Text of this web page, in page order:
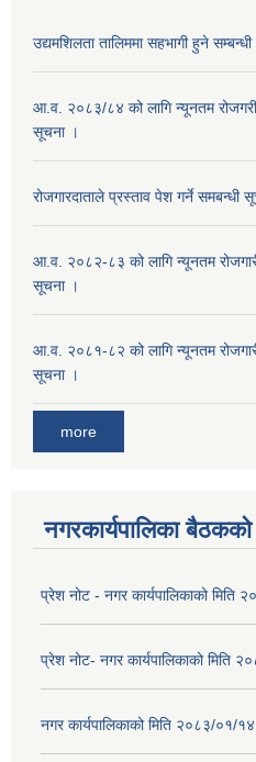
उद्यमशिलता तालिममा सहभागी हुने
आ.व. २०८३/८४ को लागि न्यूनतम
सूचना ।
रोजगारदाताले प्रस्ताव पेश गर्ने समबन्धी
आ.व. २०८२-८३ को लागि न्यूनतम
सूचना ।
आ.व. २०८१-८२ को लागि न्यूनतम
सूचना ।
more
नगरकार्यपालिका
प्रेश नोट - नगर कार्यपालिकाको
प्रेश नोट- नगर कार्यपालिकाको मिति
नगर कार्यपालिकाको मिति २०८३/०१/